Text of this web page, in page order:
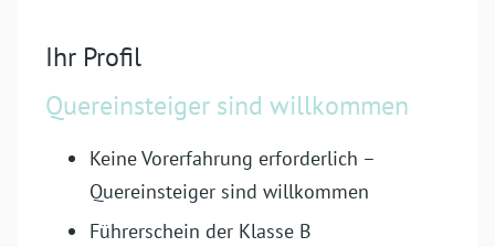
Ihr Profil
Quer­einsteiger sind willkommen
Keine Vor­erfahrung erforderlich –
Quereinsteiger sind willkommen
Führerschein der Klasse B